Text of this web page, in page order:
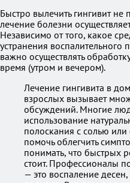
Быстро вылечить гингивит
лечение болезни
Независимо от того, какое
устранения воспалительного
важно осуществлять
время (утром и вечером).
Лечение гингивита в
взрослых вызывает
обсуждений. Многие
использование
полоскания с солью
помочь облегчить
понимать, что быстрых
стоит. Профессионалы
— это воспаление